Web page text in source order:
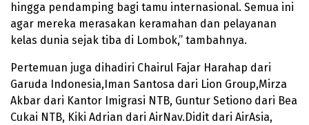
hingga pendamping bagi tamu internasional. Semua ini
agar mereka merasakan keramahan dan pelayanan
kelas dunia sejak tiba di Lombok,” tambahnya.
Pertemuan juga dihadiri Chairul Fajar Harahap dari
Garuda Indonesia,Iman Santosa dari Lion Group,Mirza
Akbar dari Kantor Imigrasi NTB, Guntur Setiono dari Bea
Cukai NTB, Kiki Adrian dari AirNav.Didit dari AirAsia,